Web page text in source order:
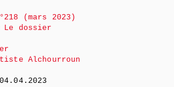
(mars 2023)
Le dossier
Alchourroun
04.04.2023